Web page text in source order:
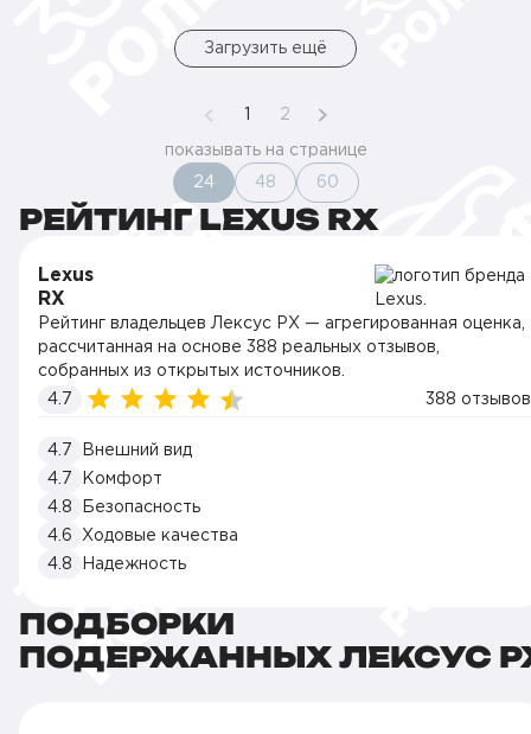
Загрузить ещё
2
показывать на странице
24 48 60
РЕЙТИНГ LEXUS RX
Lexus
RX
Рейтинг владельцев Лексус РХ — агрегированная оценка,
рассчитанная на основе 388 реальных отзывов,
собранных из открытых источников.
4.7
388 отзывов
4.7
Внешний вид
4.7
Комфорт
4.8
Безопасность
4.6
Ходовые качества
4.8
Надежность
ПОДБОРКИ
ПОДЕРЖАННЫХ ЛЕКСУС